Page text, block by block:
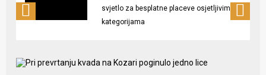
svjetlo za besplatne placeve osjetljivim
kategorijama